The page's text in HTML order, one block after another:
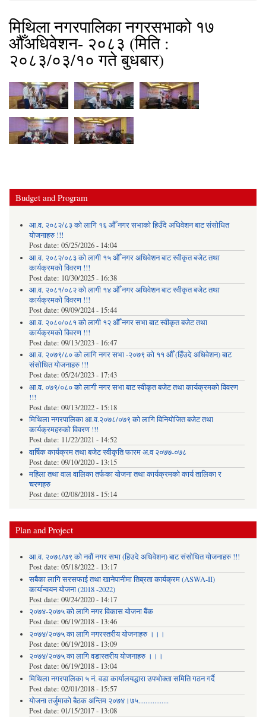
मिथिला नगरपालिका नगरसभाको १७
औँअधिवेशन- २०८३ (मिति :
२०८३/०३/१० गते बुधबार)
Budget and Program
आ.व. २०८२/८३ को लागि १६ औँ नगर सभाको हिउँदे अधिवेशन बाट संसोधित
योजनाहरु !!!
Post date: 05/25/2026 - 14:04
आ.व. २०८२/०८३ को लागी १५ औँ नगर अधिवेशन बाट स्वीकृत बजेट तथा
कार्यक्रमको विवरण !!!
Post date: 10/30/2025 - 16:38
आ.व. २०८१/०८२ को लागी १४ औँ नगर अधिवेशन बाट स्वीकृत बजेट तथा
कार्यक्रमको विवरण !!!
Post date: 09/09/2024 - 15:44
आ.व. २०८०/०८१ को लागी १२ औँ नगर सभा बाट स्वीकृत बजेट तथा
कार्यक्रमको विवरण !!!
Post date: 09/13/2023 - 16:47
आ.व. २०७९/८० को लागि नगर सभा -२०७९ को ११ औँ (हिँउदे अधिवेशन) बाट
संसोधित योजनाहरु !!!
Post date: 05/24/2023 - 17:43
आ.व. ०७९/०८० को लागी नगर सभा बाट स्वीकृत बजेट तथा कार्यक्रमको विवरण
!!!
Post date: 09/13/2022 - 15:18
मिथिला नगरपालिका आ.व.२०७८/०७९ को लागि विनियोजित बजेट तथा
कार्यक्रमहरुको विवरण !!!
Post date: 11/22/2021 - 14:52
वार्षिक कार्यक्रम तथा बजेट स्वीकृति फारम अ.व २०७७-०७८
Post date: 09/10/2020 - 13:15
महिला तथा वाल वालिका तर्फका याेजना तथा कार्यक्रमकाे कार्य तालिका र
चरणहरु
Post date: 02/08/2018 - 15:14
Plan and Project
आ.व. २०७८/७९ को नवौं नगर सभा (हिउदे अधिवेशन) बाट संसोधित योजनाहरु !!!
Post date: 05/18/2022 - 13:17
सबैका लागि सरसफाई तथा खानेपानीमा तिब्रता कार्यक्रम (ASWA-II)
कार्यान्वयन योजना (2018 -2022)
Post date: 09/24/2020 - 14:17
२०७४-२०७५ को लागि नगर विकास योजना बैंक
Post date: 06/19/2018 - 13:46
२०७४/२०७५ का लागि नगरस्तरीय योजनाहरु ।।।
Post date: 06/19/2018 - 13:09
२०७४/२०७५ का लागि वडास्तरीय योजनाहरु ।।।
Post date: 06/19/2018 - 13:04
मिथिला नगरपालिका ५ नं. वडा कार्यालयद्धारा उपभोक्ता समिति गठन गर्दै
Post date: 02/01/2018 - 15:57
याेजना तर्जुमाकाे बैठक अन्तिम २०७४।७५.................
Post date: 01/15/2017 - 13:08